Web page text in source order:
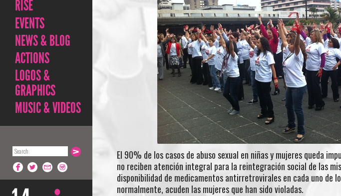
RISE
EVENTS
NEWS & BLOG
ACTIONS
LOGOS &
GRAPHICS
MUSIC & VIDEOS
El 90% de los casos de abuso sexual en niñas y mujeres queda
no reciben atención integral para la reintegración social de las
disponibilidad de medicamentos antirretrovirales en cada uno de
normalmente, acuden las mujeres que han sido violadas.